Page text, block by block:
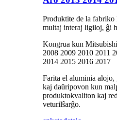
Produktite de la fabriko
multaj interaj ligiloj, ĝi
Kongrua kun
2008 2009 2010 2011
2014 2015 2016 2017
Farita el aluminia
kaj daŭripovon kun
produktokvaliton kaj
veturilŝarĝo.